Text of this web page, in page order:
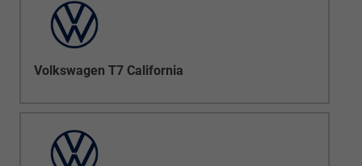
Volkswagen T7 California